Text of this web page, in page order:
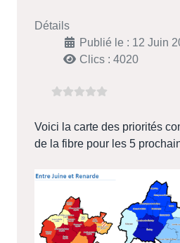
Détails
Publié le : 12 Juin
Clics : 4020
Voici la carte des priorités
de la fibre pour les 5